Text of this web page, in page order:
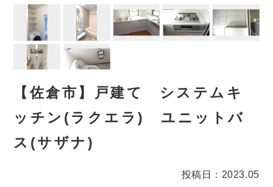
【佐倉市】戸建て システムキ
ッチン(ラクエラ) ユニットバ
ス(サザナ)
投稿日：2023.05